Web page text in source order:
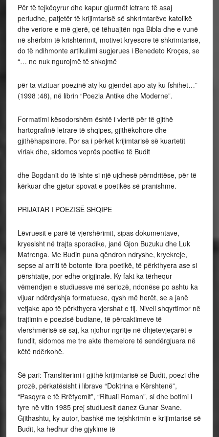
Për të tejkëqyrur dhe kapur gjurmët letrare të asaj
periudhe, patjetër të krijimtarisë së shkrimtarëve katolikë
dhe veriore e më gjerë, që tëhuajtën nga Bibla dhe e vunë
në shërbim të krishtërimit, motivet kryesore të shkrimtarisë,
do të ndihmonte artikulimi sugjerues i Benedeto Kroçes, se
“… ne nuk ngurojmë të shkojmë
për ta vizituar poezinë aty ku gjendet apo aty ku fshihet…”
(1998 :48), në librin “Poezia Antike dhe Moderne”.
Formatimi kësodorshëm është i vlertë për të gjithë
hartografinë letrare të shqipes, gjithëkohore dhe
gjithëhapsinore. Por sa i përket krijimtarisë së kuartetit
viriak dhe, sidomos veprës poetike të Budit
dhe Bogdanit do të ishte si një ujdhesë përndritëse, për të
kërkuar dhe gjetur spovat e poetikës së pranishme.
PRIJATAR I POEZISË SHQIPE
Lëvruesit e parë të vjershërimit, sipas dokumentave,
kryesisht në trajta sporadike, janë Gjon Buzuku dhe Luk
Matrenga. Me Budin puna qëndron ndryshe, kryekreje,
sepse ai arriti të botonte libra poetikë, të përkthyera ase si
përshtatje, por edhe origjinale. Ky fakt ka tërhequr
vëmendjen e studiuesve më seriozë, ndonëse po ashtu ka
vijuar ndërdyshja formatuese, qysh më herët, se a janë
vetjake apo të përkthyera vjershat e tij. Niveli shqyrtimor në
trajtimin e poezisë budiane, të përcaktimeve të
vlershmërisë së saj, ka njohur ngritje në dhjetevjeçarët e
fundit, sidomos me tre akte themelore të sendërgjuara në
këtë ndërkohë.
Së pari: Transliterimi i gjithë krijimtarisë së Budit, poezi dhe
prozë, përkatësisht i librave “Doktrina e Kërshtenë”,
“Pasqyra e të Rrëfyemit”, “Rituali Roman”, si dhe botimi i
tyre në vitin 1985 prej studiuesit danez Gunar Svane.
Gjithashtu, ky autor, bashkë me tejshkrimin e krijimtarisë së
Budit, ka hedhur dhe gjykime të